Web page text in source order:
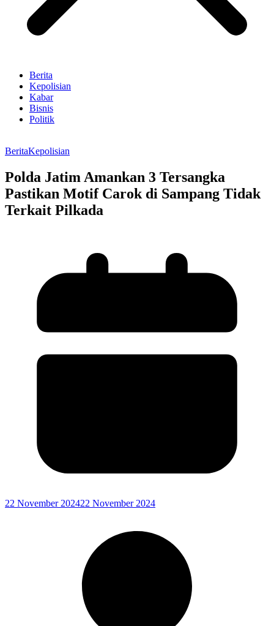
Berita
Kepolisian
Kabar
Bisnis
Politik
BeritaKepolisian
Polda Jatim Amankan 3 Tersangka
Pastikan Motif Carok di Sampang Tidak
Terkait Pilkada
22 November 202422 November 2024